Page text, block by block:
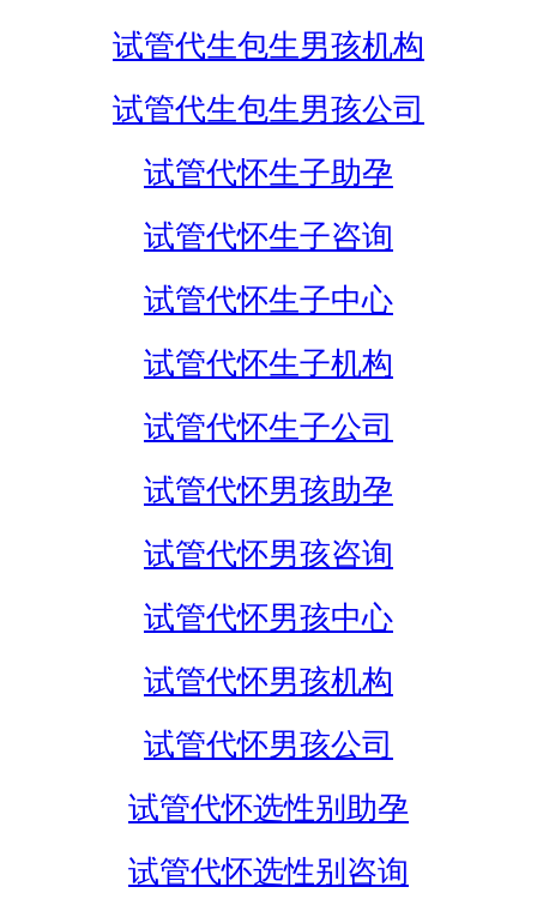
试管代生包生男孩机构
试管代生包生男孩公司
试管代怀生子助孕
试管代怀生子咨询
试管代怀生子中心
试管代怀生子机构
试管代怀生子公司
试管代怀男孩助孕
试管代怀男孩咨询
试管代怀男孩中心
试管代怀男孩机构
试管代怀男孩公司
试管代怀选性别助孕
试管代怀选性别咨询